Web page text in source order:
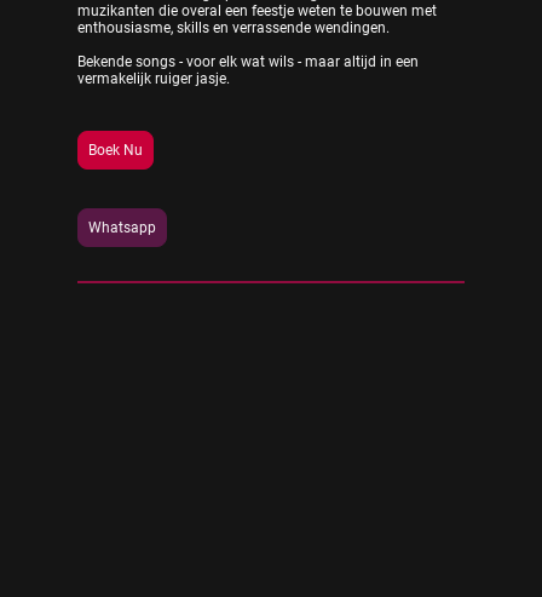
muzikanten die overal een feestje weten te bouwen met
enthousiasme, skills en verrassende wendingen.
Bekende songs - voor elk wat wils - maar altijd in een
vermakelijk ruiger jasje.
Boek Nu
Whatsapp